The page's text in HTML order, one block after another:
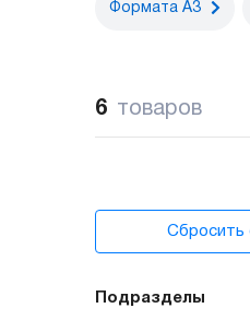
Формата А3
6 товаров
Сбросить
Подразделы